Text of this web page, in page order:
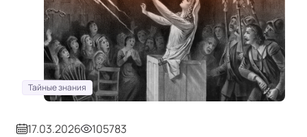
Тайные знания
17.03.2026 105783